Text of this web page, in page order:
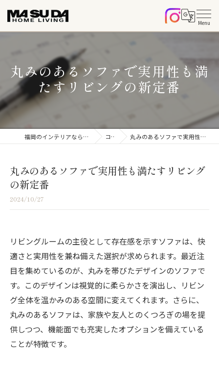
丸みのあるソファで実用性も満
たすリビングの新定番
福岡のインテリアならマスダホームリビング コラム 丸みのあるソファで実用性も満たすリビングの新定番
丸みのあるソファで実用性も満たすリビング
の新定番
2024/10/27
リビングルームの主役として存在感を示すソファは、快
適さと実用性を兼ね備えた選択が求められます。最近注
目を集めているのが、丸みを帯びたデザインのソファで
す。このデザインは視覚的に柔らかさを演出し、リビン
グ全体を温かみのある空間に変えてくれます。さらに、
丸みのあるソファは、家族や友人とのくつろぎの場を提
供しつつ、機能面でも充実したオプションを備えている
ことが特徴です。